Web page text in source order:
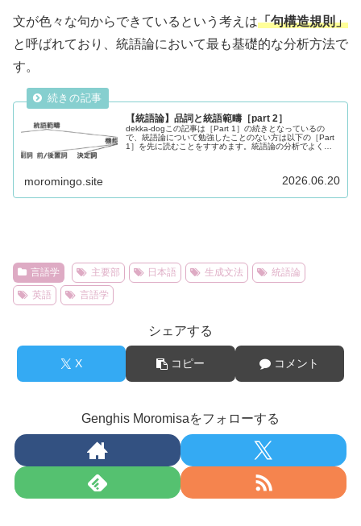
文が色々な句からできているという考えは「句構造規則」
と呼ばれており、統語論において最も基礎的な分析方法で
す。
【統語論】品詞と統語範疇［part 2］
dekka-dogこの記事は［Part 1］の続きとなっているの
で、統語論について勉強したことのない方は以下の［Part
1］を先に読むことをすすめます。統語論の分析でよく使
moromingo.site 2026.06.20
言語学 主要部 日本語 生成文法
統語論
英語
言語学
シェアする
X コピー コメント
Genghis Moromisaをフォローする